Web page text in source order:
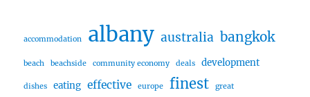
accommodation albany australia bangkok
beach beachside community economy deals development
dishes eating effective europe finest great